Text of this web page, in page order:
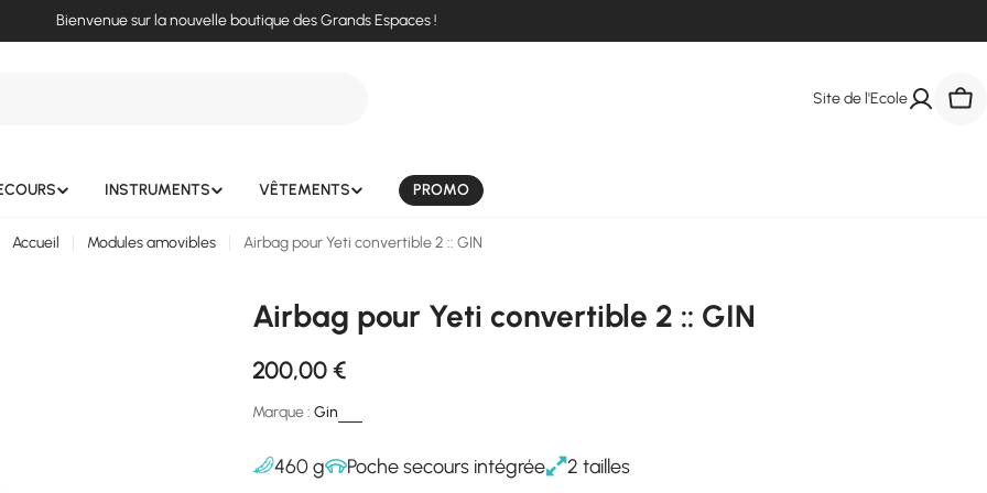
Bienvenue sur la nouvelle boutique des Grands Espaces !
Site de l'Ecole
INSTRUMENTS VÊTEMENTS PROMO
Accueil Modules amovibles
Airbag pour Yeti convertible 2 :: GIN
Airbag pour Yeti convertible 2 :: GIN
Prix
régulier
200,00 €
Marque : Gin
460 g Poche secours intégrée 2 tailles